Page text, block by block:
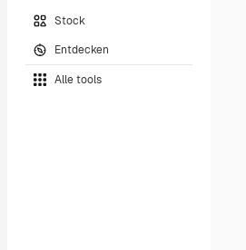
Stock
Entdecken
Alle tools